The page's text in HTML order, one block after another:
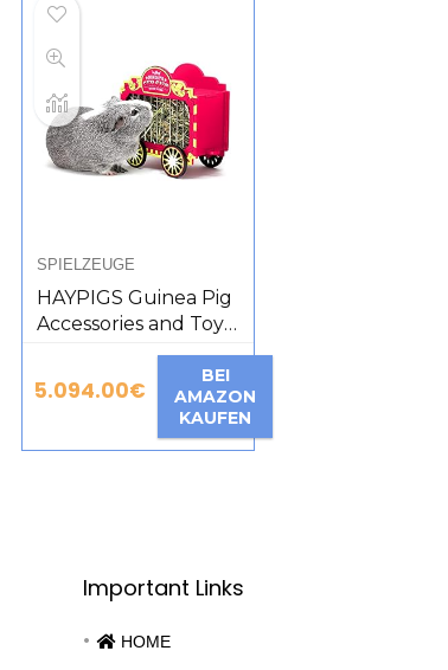
SPIELZEUGE
HAYPIGS Guinea Pig
Accessories and Toys
– Wheek Wagon Hay
Rack – Guinea Pig
Hay Rack – Dwarf
Rabbit Feeder – Hay
Rack for Guinea Pigs
5.094.00€
BEI
AMAZON
KAUFEN
Important Links
HOME